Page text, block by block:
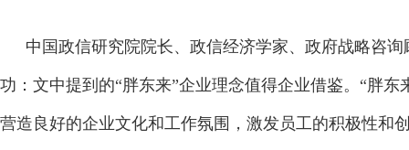
中国政信研究院院长、政信经济学家、政府战略咨
功：文中提到的“胖东来”企业理念值得企业借鉴。“胖
营造良好的企业文化和工作氛围，激发员工的积极性和